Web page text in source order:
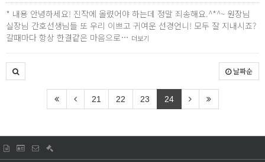
* 내용 안녕하세요! 진작에 올렸어야 하는데 정말 죄송해요.^*^~ 원장님
실장님 간호선생님들 또 우리 이쁘고 귀여운 선경언니! 모두 잘 지내시죠?
갈때마다 항상 한결같은 마음으로… 더보기
날짜순
21 22 23 24